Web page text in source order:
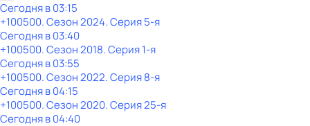
Сегодня в 03:15
+100500. Сезон 2024. Серия 5-я
Сегодня в 03:40
+100500. Сезон 2018. Серия 1-я
Сегодня в 03:55
+100500. Сезон 2022. Серия 8-я
Сегодня в 04:15
+100500. Сезон 2020. Серия 25-я
Сегодня в 04:40